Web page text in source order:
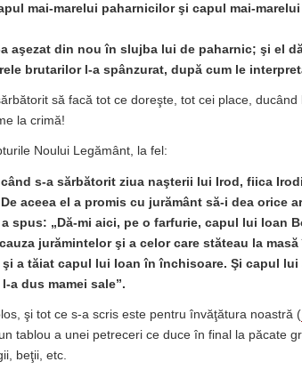
mai-marelui paharnicilor şi capul mai-
aşezat din nou în slujba lui de paharnic; şi el
brutarilor l-a spânzurat, după cum le
să facă tot ce doreşte, tot cei place, ducând
la crimă!
Noului Legământ, la fel:
când s-a sărbătorit ziua naşterii lui Irod, fiica
aceea el a promis cu jurământ să-i dea orice
a spus: „Dă-mi aici, pe o farfurie, capul lui Ioan
jurămintelor şi a celor care stăteau la
a tăiat capul lui Ioan în închisoare. Şi capul lui
a dus mamei sale”.
şi tot ce s-a scris este pentru învăţătura noastră (
tablou a unei petreceri ce duce în final la păcate
beţii, etc.